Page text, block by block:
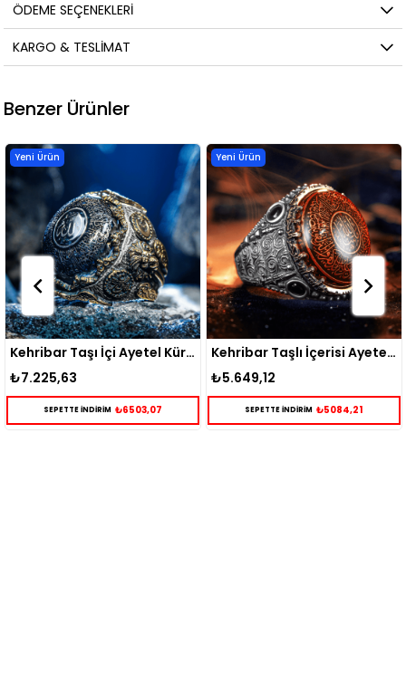
ÖDEME SEÇENEKLERI
KARGO & TESLIMAT
Benzer Ürünler
Kehribar Taşı İçi Ayetel Kürsi İşlemeli Siyah Gümüş Yüzük
Kehribar Taşlı İçerisi Ayetel Kürsi İşlemeli Gümüş Yüzük
₺5.649,12
SEPETTE İNDİRİM ₺5084,21
Yeni Ürün
₺3.809,88
SEPETTE İNDİRİM ₺3428,89
Yeni Ürün